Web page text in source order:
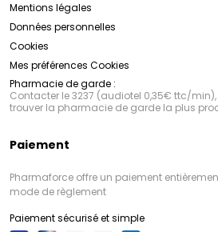
Mentions légales
Données personnelles
Cookies
Mes préférences Cookies
Pharmacie de garde :
Contacter le 3237 (audiotel 0,35€ ttc/
trouver la pharmacie de garde la plus
Paiement
Pharmaforce offre un paiement
mode de règlement
Paiement sécurisé et simple